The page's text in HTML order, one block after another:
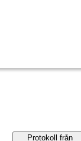
Protokoll från